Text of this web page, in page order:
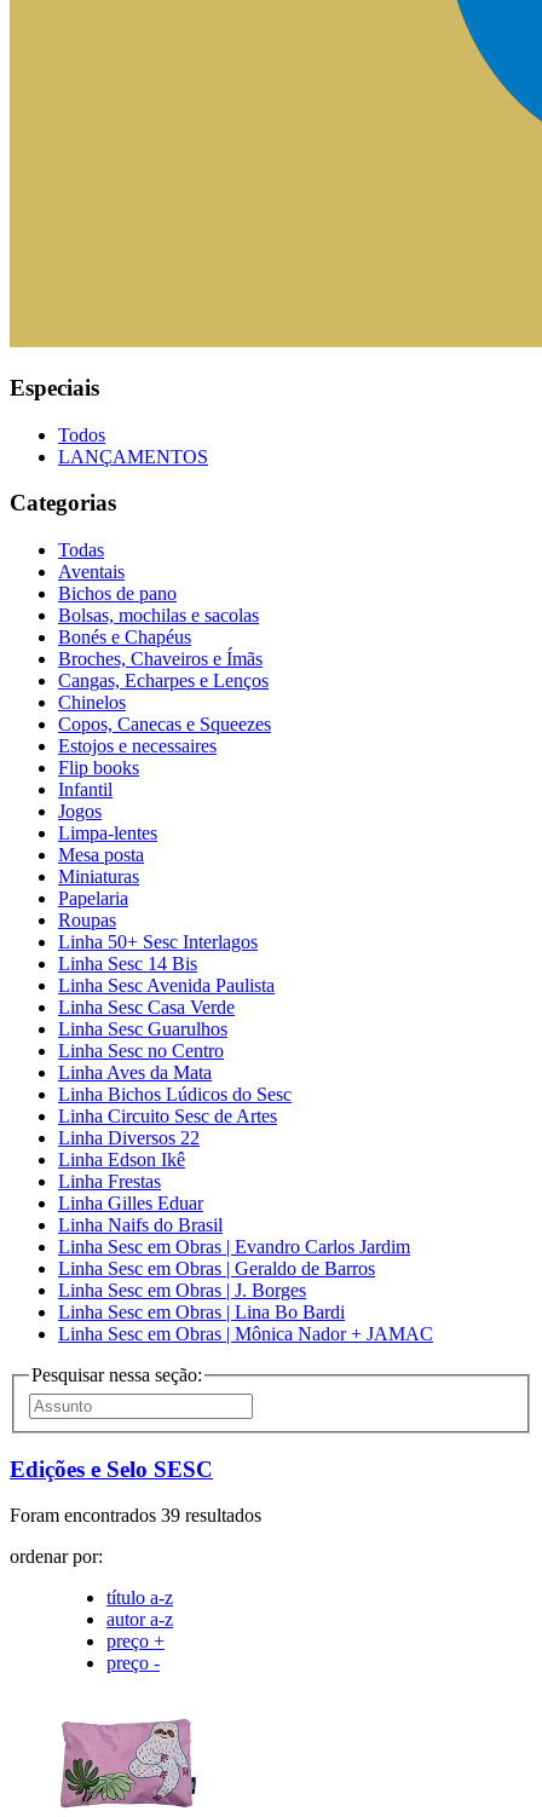
Especiais
Todos
LANÇAMENTOS
Categorias
Todas
Aventais
Bichos de pano
Bolsas, mochilas e sacolas
Bonés e Chapéus
Broches, Chaveiros e Ímãs
Cangas, Echarpes e Lenços
Chinelos
Copos, Canecas e Squeezes
Estojos e necessaires
Flip books
Infantil
Jogos
Limpa-lentes
Mesa posta
Miniaturas
Papelaria
Roupas
Linha 50+ Sesc Interlagos
Linha Sesc 14 Bis
Linha Sesc Avenida Paulista
Linha Sesc Casa Verde
Linha Sesc Guarulhos
Linha Sesc no Centro
Linha Aves da Mata
Linha Bichos Lúdicos do Sesc
Linha Circuito Sesc de Artes
Linha Diversos 22
Linha Edson Ikê
Linha Frestas
Linha Gilles Eduar
Linha Naifs do Brasil
Linha Sesc em Obras | Evandro Carlos Jardim
Linha Sesc em Obras | Geraldo de Barros
Linha Sesc em Obras | J. Borges
Linha Sesc em Obras | Lina Bo Bardi
Linha Sesc em Obras | Mônica Nador + JAMAC
Pesquisar nessa seção:
Edições e Selo SESC
Foram encontrados 39 resultados
ordenar por:
título a-z
autor a-z
preço +
preço -